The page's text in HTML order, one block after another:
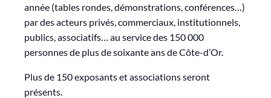
année (tables rondes, démonstrations, conférences…)
par des acteurs privés, commerciaux, institutionnels,
publics, associatifs… au service des 150 000
personnes de plus de soixante ans de Côte-d’Or.
Plus de 150 exposants et associations seront
présents.